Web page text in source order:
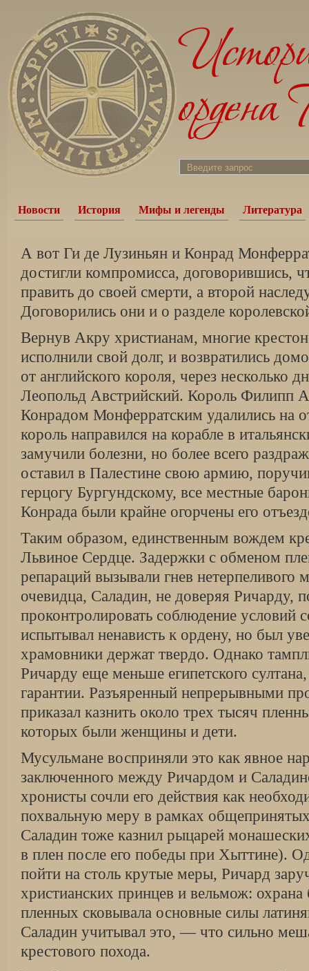
Новости История Мифы и легенды Литература
А вот Ги де Лузиньян и Конрад
достигли компромисса, договорившись,
править до своей смерти, а второй
Договорились они и о раз­деле
Вернув Акру христианам, многие
исполнили свой долг, и возвратились
от английского короля, через несколько
Леопольд Австрийский. Король Филипп
Конрадом Монферратским удалились на
король направился на корабле в
замучили болезни, но более всего
оставил в Палестине свою армию,
герцогу Бургундскому, все местные
Конрада были крайне огорчены его
Таким образом, единственным вождем
Львиное Сердце. Задержки с обменом
репараций вызывали гнев нетерпеливого
очевидца, Саладин, не доверяя Ричарду,
проконтролировать соблюдение условий
испытывал ненависть к ордену, но был
храмовники держат твердо. Однако
Ричарду еще меньше египетского султана,
гарантии. Разъяренный непрерывными
приказал казнить около трех тысяч
которых были женщины и дети.
Мусульмане восприняли это как явное
заключенного между Ричардом и
хронисты сочли его действия как
похвальную меру в рамках
Саладин тоже казнил рыцарей
в плен после его победы при Хыттине).
пойти на столь крутые меры, Ричард
христианских принцев и вельмож: охрана
пленных сковывала основные силы
Саладин учитывал это, — что сильно
крестового похода.